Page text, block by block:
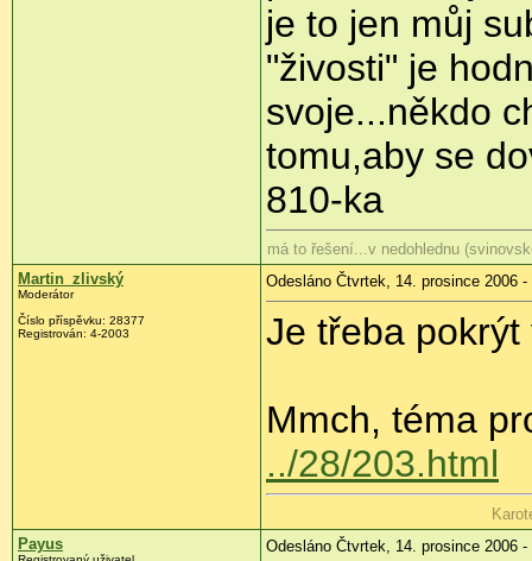
je to jen můj
"živosti" je
svoje...někdo
tomu,aby se
810-ka
má to řešení...v nedohlednu
Martin_zlivský
Moderátor
Číslo příspěvku: 28377
Registrován: 4-2003
Odesláno Čtvrtek, 14. prosince 2006 -
Je třeba
Mmch, téma
../28/203.html
Payus
Odesláno Čtvrtek, 14. prosince 2006 -